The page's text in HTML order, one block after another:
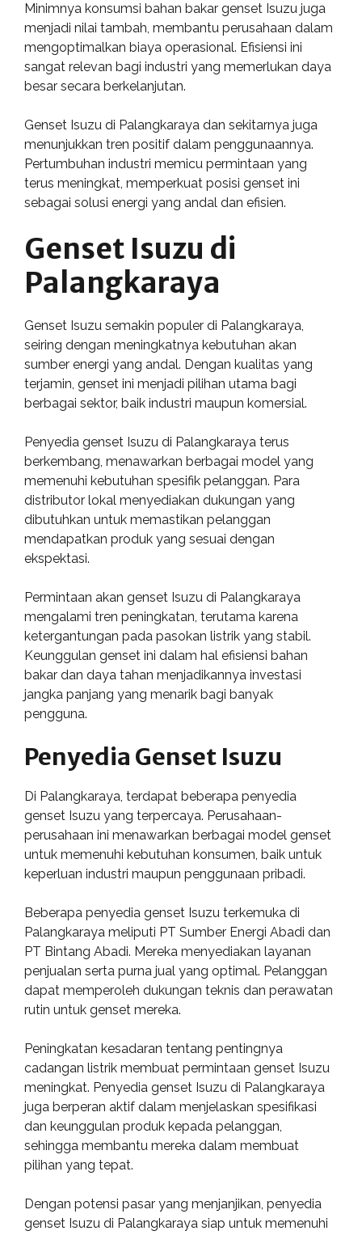
Minimnya konsumsi bahan bakar genset Isuzu juga
menjadi nilai tambah, membantu perusahaan dalam
mengoptimalkan biaya operasional. Efisiensi ini
sangat relevan bagi industri yang memerlukan daya
besar secara berkelanjutan.
Genset Isuzu di Palangkaraya dan sekitarnya juga
menunjukkan tren positif dalam penggunaannya.
Pertumbuhan industri memicu permintaan yang
terus meningkat, memperkuat posisi genset ini
sebagai solusi energi yang andal dan efisien.
Genset Isuzu di
Palangkaraya
Genset Isuzu semakin populer di Palangkaraya,
seiring dengan meningkatnya kebutuhan akan
sumber energi yang andal. Dengan kualitas yang
terjamin, genset ini menjadi pilihan utama bagi
berbagai sektor, baik industri maupun komersial.
Penyedia genset Isuzu di Palangkaraya terus
berkembang, menawarkan berbagai model yang
memenuhi kebutuhan spesifik pelanggan. Para
distributor lokal menyediakan dukungan yang
dibutuhkan untuk memastikan pelanggan
mendapatkan produk yang sesuai dengan
ekspektasi.
Permintaan akan genset Isuzu di Palangkaraya
mengalami tren peningkatan, terutama karena
ketergantungan pada pasokan listrik yang stabil.
Keunggulan genset ini dalam hal efisiensi bahan
bakar dan daya tahan menjadikannya investasi
jangka panjang yang menarik bagi banyak
pengguna.
Penyedia Genset Isuzu
Di Palangkaraya, terdapat beberapa penyedia
genset Isuzu yang terpercaya. Perusahaan-
perusahaan ini menawarkan berbagai model genset
untuk memenuhi kebutuhan konsumen, baik untuk
keperluan industri maupun penggunaan pribadi.
Beberapa penyedia genset Isuzu terkemuka di
Palangkaraya meliputi PT Sumber Energi Abadi dan
PT Bintang Abadi. Mereka menyediakan layanan
penjualan serta purna jual yang optimal. Pelanggan
dapat memperoleh dukungan teknis dan perawatan
rutin untuk genset mereka.
Peningkatan kesadaran tentang pentingnya
cadangan listrik membuat permintaan genset Isuzu
meningkat. Penyedia genset Isuzu di Palangkaraya
juga berperan aktif dalam menjelaskan spesifikasi
dan keunggulan produk kepada pelanggan,
sehingga membantu mereka dalam membuat
pilihan yang tepat.
Dengan potensi pasar yang menjanjikan, penyedia
genset Isuzu di Palangkaraya siap untuk memenuhi